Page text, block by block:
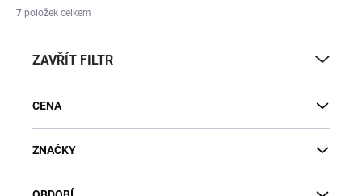
7 položek celkem
ZAVŘÍT FILTR
CENA
ZNAČKY